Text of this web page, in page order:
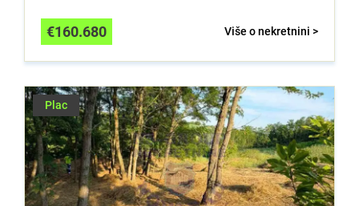
Više o nekretnini >
€160.680
Plac